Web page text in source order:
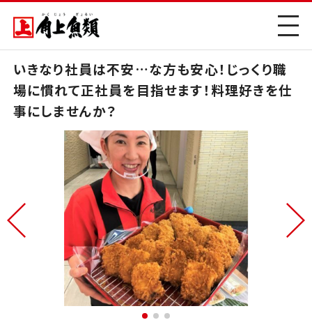
いきなり社員は不安…な方も安心！じっくり職
場に慣れて正社員を目指せます！料理好きを仕
事にしませんか？